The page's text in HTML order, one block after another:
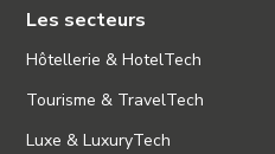
Les secteurs
Hôtellerie & HotelTech
Tourisme & TravelTech
Luxe & LuxuryTech